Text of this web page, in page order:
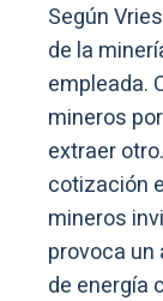
Según
de la
empleada.
mineros
extraer
cotización
mineros
provoca
de energía